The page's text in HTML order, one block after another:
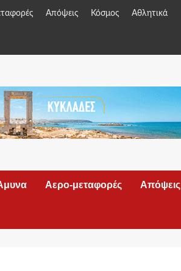
Απόψεις Κόσμος Αθλητικά
Αερο-μεταφορές Απόψεις